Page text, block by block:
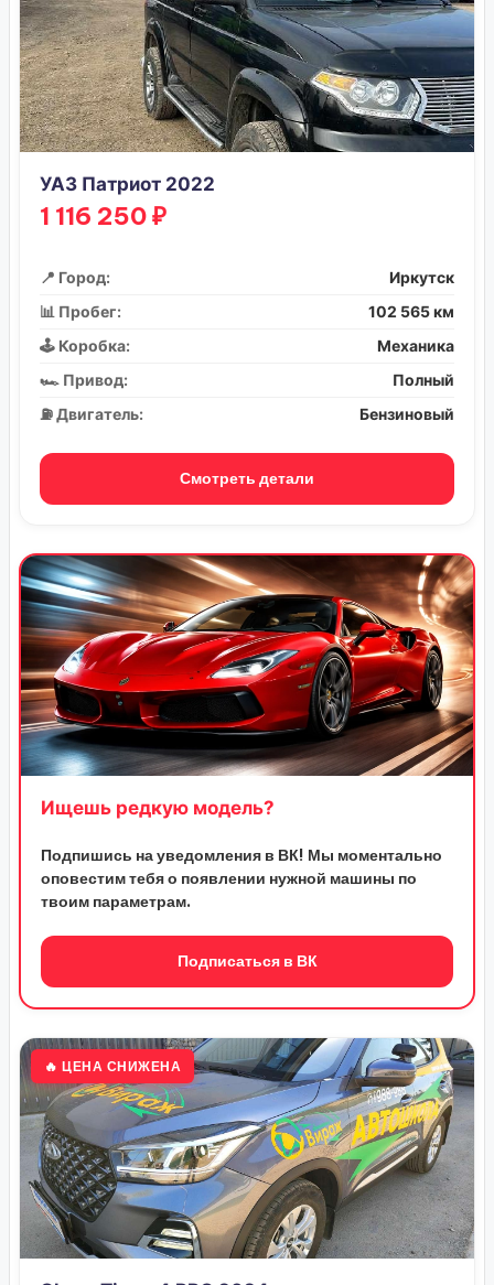
УАЗ Патриот 2022
1 116 250 ₽
📍 Город:
Иркутск
📊 Пробег:
102 565 км
🕹️ Коробка:
Механика
🏎️ Привод:
Полный
⛽ Двигатель:
Бензиновый
Смотреть детали
Ищешь редкую модель?
Подпишись на уведомления в ВК! Мы моментально
оповестим тебя о появлении нужной машины по
твоим параметрам.
Подписаться в ВК
🔥 ЦЕНА СНИЖЕНА